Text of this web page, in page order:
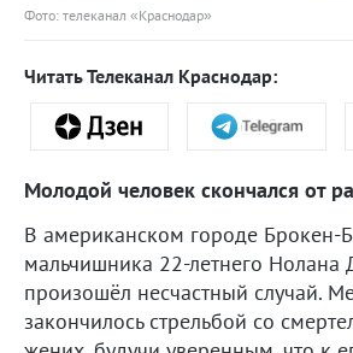
Фото: телеканал «Краснодар»
Читать Телеканал Краснодар:
Молодой человек скончался от
В американском городе Брокен-
мальчишника 22-летнего Нолана
произошёл несчастный случай.
закончилось стрельбой со